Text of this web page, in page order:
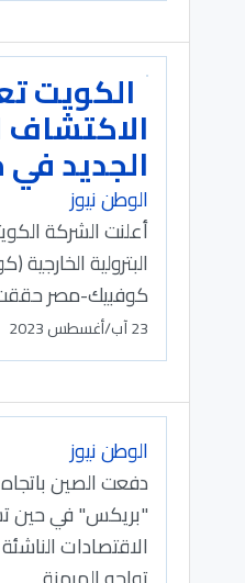
الكويت
الاكتشاف
الجديد
الوطن نيوز
أعلنت الشركة
البترولية
كوفبيك-مصر
23 آب/أغسطس 2023
الوطن نيوز
دفعت الصين
"بريكس" في حين
الاقتصادات